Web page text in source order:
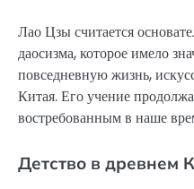
Лао Цзы считается
даосизма, которое имело
повседневную жизнь,
Китая. Его учение
востребованным в наше
Детство в древнем